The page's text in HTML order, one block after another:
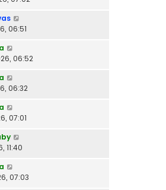
06:51
06:52
06:32
07:01
11:40
07:03